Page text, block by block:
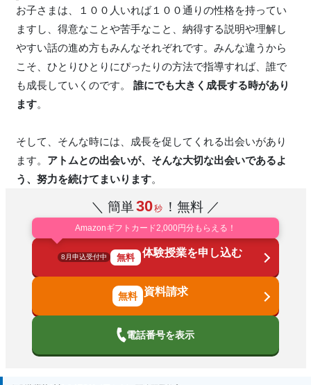
お子さまは、１００人いれば１００通りの性格を持ってい
ますし、得意なことや苦手なこと、納得する説明や理解し
やすい話の進め方もみんなそれぞれです。みんな違うから
こそ、ひとりひとりにぴったりの方法で指導すれば、誰で
も成長していくのです。 誰にでも大きく成長する時があり
ます。
そして、そんな時には、成長を促してくれる出会いがあり
ます。 アトムとの出会いが、そんな大切な出会いであるよ
う、努力を続けてまいります。
＼ 簡単30秒 ！無料 ／
Amazonギフトカード2,000円分もらえる！
8月申込受付中 無料 体験授業を申し込む
資料請求
電話番号を表示